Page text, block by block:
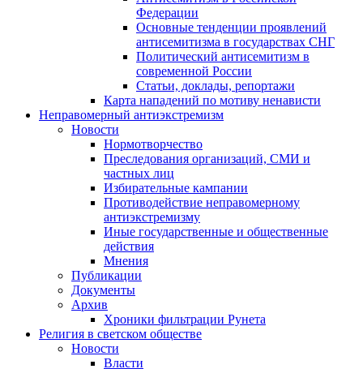
Федерации
Основные тенденции проявлений
антисемитизма в государствах СНГ
Политический антисемитизм в
современной России
Статьи, доклады, репортажи
Карта нападений по мотиву ненависти
Неправомерный антиэкстремизм
Новости
Нормотворчество
Преследования организаций, СМИ и
частных лиц
Избирательные кампании
Противодействие неправомерному
антиэкстремизму
Иные государственные и общественные
действия
Мнения
Публикации
Документы
Архив
Хроники фильтрации Рунета
Религия в светском обществе
Новости
Власти